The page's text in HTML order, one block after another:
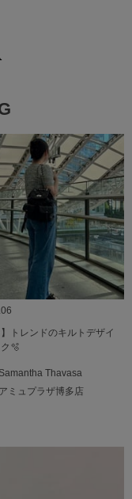
】トレンドのキルトデザイ
🫧
Samantha Thavasa
アミュプラザ博多店